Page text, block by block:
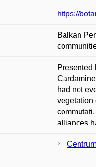
https://
Balkan
Presented
had not
vegetation
alliances